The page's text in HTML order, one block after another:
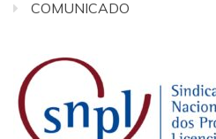
COMUNICADO